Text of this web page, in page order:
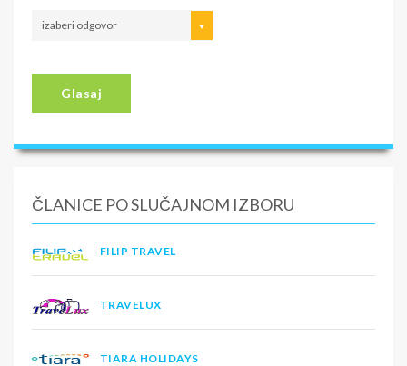
izaberi odgovor
Glasaj
ČLANICE PO SLUČAJNOM IZBORU
FILIP TRAVEL
TRAVELUX
TIARA HOLIDAYS